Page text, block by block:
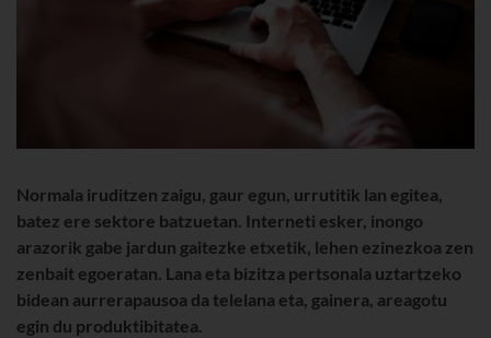
Normala iruditzen zaigu, gaur egun, urrutitik lan egitea,
batez ere sektore batzuetan. Interneti esker, inongo
arazorik gabe jardun gaitezke etxetik, lehen ezinezkoa zen
zenbait egoeratan. Lana eta bizitza pertsonala uztartzeko
bidean aurrerapausoa da telelana eta, gainera, areagotu
egin du produktibitatea.